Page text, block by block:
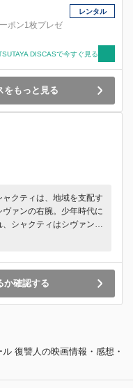
ポン1枚プレゼ
レンタル
DISCASで今すぐ見る
をもっと見る
クティは、地域を支配す
ァンの右腕。少年時代に
シャクティはシヴァンに
ァンは、新しく着任した
シヴァンは、嫌がるシャ
取り締まり抑止のため警
れは、親子断絶の始まり
か確認する
ル 復讐人の映画情報・感想・